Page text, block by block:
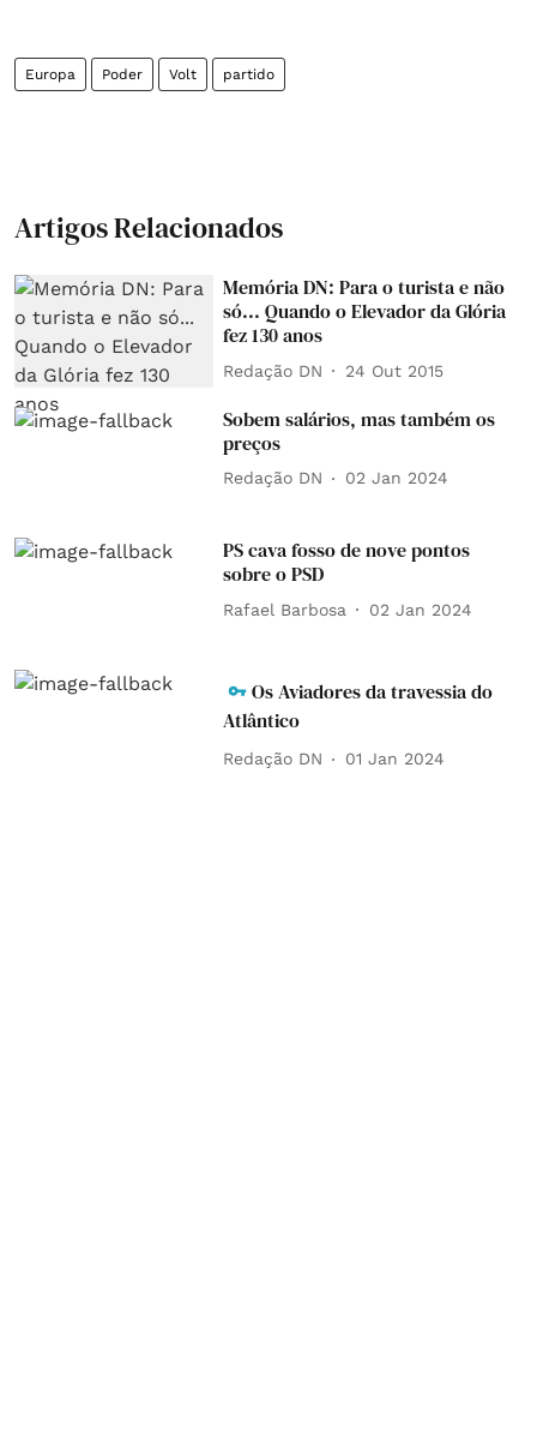
Europa Poder Volt partido
Artigos Relacionados
Memória DN: Para o turista e não
só... Quando o Elevador da Glória
fez 130 anos
Redação DN 24 Out 2015
Sobem salários, mas também os
preços
Redação DN 02 Jan 2024
PS cava fosso de nove pontos
sobre o PSD
Rafael Barbosa 02 Jan 2024
Os Aviadores da travessia do
Atlântico
Redação DN 01 Jan 2024